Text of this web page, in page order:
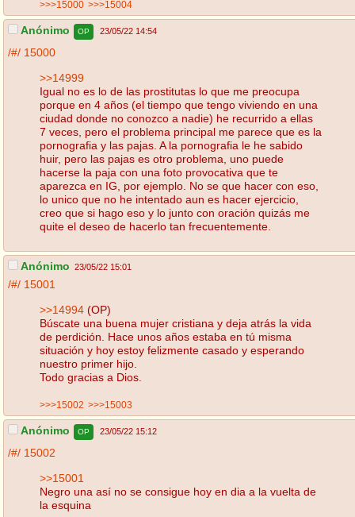
>>>15000 >>>15004
Anónimo OP 23/05/22 14:54
/#/ 15000
>>14999
Igual no es lo de las prostitutas lo que me preocupa
porque en 4 años (el tiempo que tengo viviendo en una
ciudad donde no conozco a nadie) he recurrido a ellas
7 veces, pero el problema principal me parece que es la
pornografia y las pajas. A la pornografia le he sabido
huir, pero las pajas es otro problema, uno puede
hacerse la paja con una foto provocativa que te
aparezca en IG, por ejemplo. No se que hacer con eso,
lo unico que no he intentado aun es hacer ejercicio,
creo que si hago eso y lo junto con oración quizás me
quite el deseo de hacerlo tan frecuentemente.
Anónimo 23/05/22 15:01
/#/ 15001
>>14994 (OP)
Búscate una buena mujer cristiana y deja atrás la vida
de perdición. Hace unos años estaba en tú misma
situación y hoy estoy felizmente casado y esperando
nuestro primer hijo.
Todo gracias a Dios.
>>>15002 >>>15003
Anónimo OP 23/05/22 15:12
/#/ 15002
>>15001
Negro una así no se consigue hoy en dia a la vuelta de
la esquina